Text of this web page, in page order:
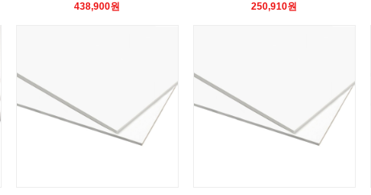
438,900원
250,910원